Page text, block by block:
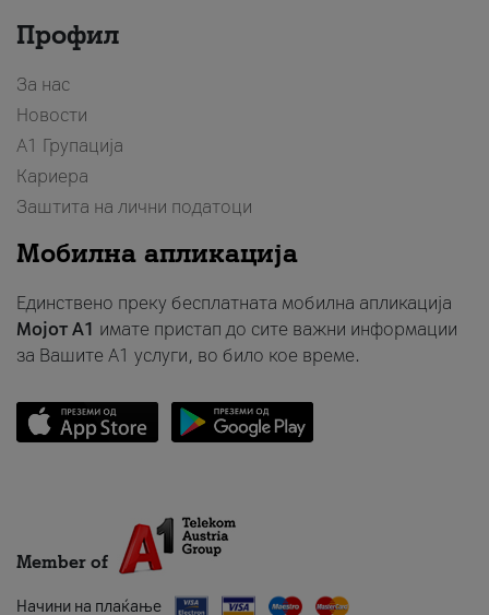
Профил
За нас
Новости
А1 Групација
Кариера
Заштита на лични податоци
Мобилна апликација
Единствено преку бесплатната мобилна апликација
Мојот A1 имате пристап до сите важни информации
за Вашите A1 услуги, во било кое време.
Member of
Начини на плаќање